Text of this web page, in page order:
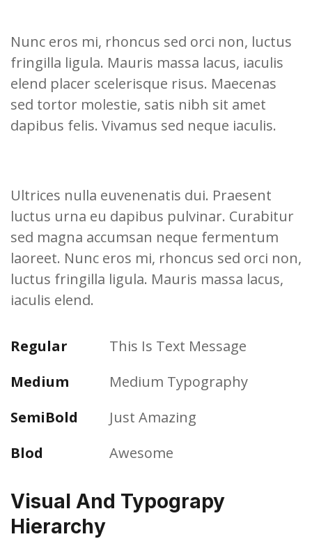
Nunc eros mi, rhoncus sed orci non, luctus
fringilla ligula. Mauris massa lacus, iaculis
elend placer scelerisque risus. Maecenas
sed tortor molestie, satis nibh sit amet
dapibus felis. Vivamus sed neque iaculis.
Ultrices nulla euvenenatis dui. Praesent
luctus urna eu dapibus pulvinar. Curabitur
sed magna accumsan neque fermentum
laoreet. Nunc eros mi, rhoncus sed orci non,
luctus fringilla ligula. Mauris massa lacus,
iaculis elend.
Regular
This Is Text Message
Medium
Medium Typography
SemiBold
Just Amazing
Blod
Awesome
Visual And Typograpy
Hierarchy